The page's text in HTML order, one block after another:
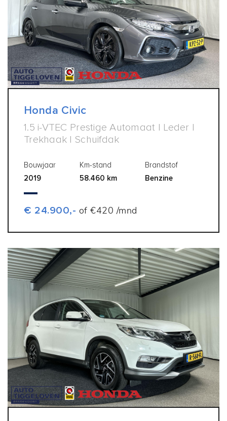
Honda Civic
1.5 i-VTEC Prestige Automaat | Leder |
Trekhaak | Schuifdak
Bouwjaar
2019
Km-stand
58.460 km
Brandstof
Benzine
€ 24.900,- of €420 /mnd